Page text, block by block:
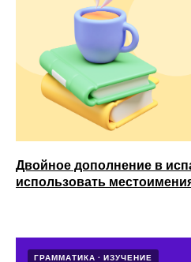
Двойное дополнение в
использовать
ГРАММАТИКА ИЗУЧЕНИЕ
Английский
Языки
+7 929 340-
Контакты